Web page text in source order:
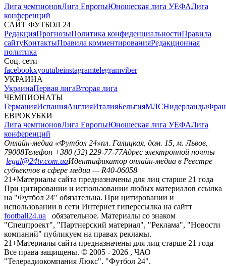
Лига чемпионовЛига ЕвропыЮношеская лига УЕФАЛига
конференций
САЙТ ФУТБОЛ 24
РедакцияПрогнозыПолитика конфиденциальностиПравила
сайтуКонтактыПравила комментированияРедакционная
политика
Соц. сети
facebookxyoutubeinstagramtelegramviber
УКРАИНА
УкраинаПервая лигаВторая лига
ЧЕМПИОНАТЫ
ГерманияИспанияАнглияИталияБельгияМЛСНидерланды
ЕВРОКУБКИ
Лига чемпионовЛига ЕвропыЮношеская лига УЕФАЛига
конференций
Онлайн-медиа «Футбол 24»пл. Галицкая, дом. 15, м. Львов,
79008Телефон +380 (32) 229-77-77Адрес электронной почты
legal@24tv.com.uaИдентификатор онлайн-медиа в Реестре
субъектов в сфере медиа — R40-06058
21+Материалы сайта предназначены для лиц старше 21 года
При цитировании и использовании любых материалов ссылка
на "Футбол 24" обязательна. При цитировании и
использовании в сети Интернет гиперссылка на сайтт
football24.ua
обязательное. Материалы со знаком
"Спецпроект", "Партнерский материал", "Реклама", "Новости
компаний" публикуем на правах рекламы.
21+Материалы сайта предназначены для лиц старше 21 года
Все права защищены. © 2005 - 2026 , ЧАО
"Телерадиокомпания Люкс". "Футбол 24".